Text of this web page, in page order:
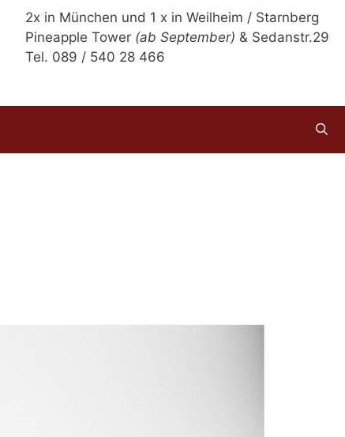
2x in München und 1 x in Weilheim / Starnberg
Pineapple Tower (ab September) & Sedanstr.29
Tel. 089 / 540 28 466